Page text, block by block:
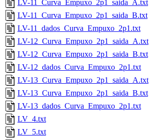
LV-11_Curva_Empuxo_2p1_saida_A.txt
LV-11_Curva_Empuxo_2p1_saida_B.txt
LV-11_dados_Curva_Empuxo_2p1.txt
LV-12_Curva_Empuxo_2p1_saida_A.txt
LV-12_Curva_Empuxo_2p1_saida_B.txt
LV-12_dados_Curva_Empuxo_2p1.txt
LV-13_Curva_Empuxo_2p1_saida_A.txt
LV-13_Curva_Empuxo_2p1_saida_B.txt
LV-13_dados_Curva_Empuxo_2p1.txt
LV_4.txt
LV_5.txt